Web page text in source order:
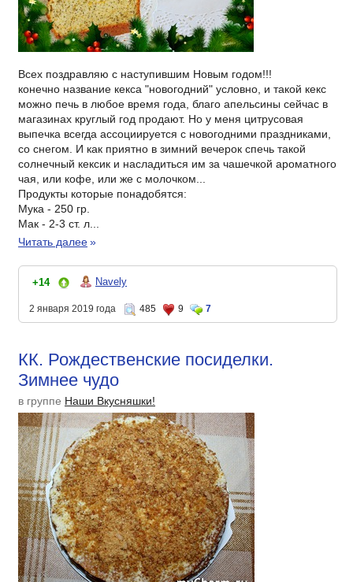
Всех поздравляю с наступившим Новым годом!!!
конечно название кекса "новогодний" условно, и такой кекс
можно печь в любое время года, благо апельсины сейчас в
магазинах круглый год продают. Но у меня цитрусовая
выпечка всегда ассоциируется с новогодними праздниками,
со снегом. И как приятно в зимний вечерок спечь такой
солнечный кексик и насладиться им за чашечкой ароматного
чая, или кофе, или же с молочком...
Продукты которые понадобятся:
Мука - 250 гр.
Мак - 2-3 ст. л...
Читать далее»
+14 Navely
2 января 2019 года 485 9 7
КК. Рождественские посиделки.
Зимнее чудо
в группе Наши Вкусняшки!